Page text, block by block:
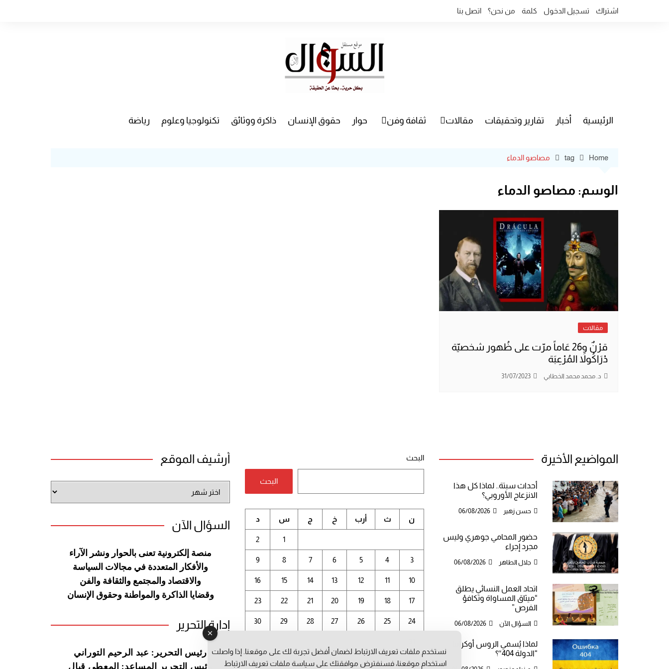
اشتراك تسجيل الدخول كلمة من نحن؟ اتصل بنا
الرئيسية أخبار تقارير وتحقيقات مقالات ثقافة وفن حوار حقوق الإنسان ذاكرة ووثائق تكنولوجيا وعلوم رياضة
Home
tag مصاصو الدماء
الوسم: مصاصو الدماء
مقالات
قرْنٌ و26 عَاماً مرّت على ظُهور شخصيّة
دْرَاكُولاَ المُرْعِبَة
د. محمد محمد الخطابي 31/07/2023
المواضيع الأخيرة
أحداث سبتة.. لماذا كل هذا
الانزعاج الأوروبي؟
حسن زهير 06/08/2026
حضور المحامي جوهري وليس
مجرد إجراء
جلال الطاهر 06/08/2026
اتحاد العمل النسائي يطلق
“ميثاق المساواة وتكافؤ
الفرص”
السؤال الآن 06/08/2026
لماذا يُسمي الروس أوكرانيا
“الدولة 404″؟
البحث
البحث
أغسطس 2026
ن ث أرب خ ج س د
1
2
3
4
5
6
7
8
9
10
11
12
13
14
15
16
17
18
19
20
21
22
23
24
25
26
27
28
29
30
أرشيف الموقع
الموقع
السؤال الآن
منصة إلكترونية تعنى بالحوار ونشر
الآراء
والأفكار المتعددة في مجالات السياسة
والاقتصاد والمجتمع والثقافة والفن
وقضايا الذاكرة والمواطنة وحقوق الإنسان
إدارة التحرير
رئيس التحرير: عبد الرحيم التوراني
رئيس التحرير المساعد: المعطي قبال
نستخدم ملفات تعريف الارتباط لضمان أفضل تجربة لك على موقعنا. إذا واصلت
استخدام موقعنا، فسنفترض موافقتك على سياسة ملفات تعريف الارتباط